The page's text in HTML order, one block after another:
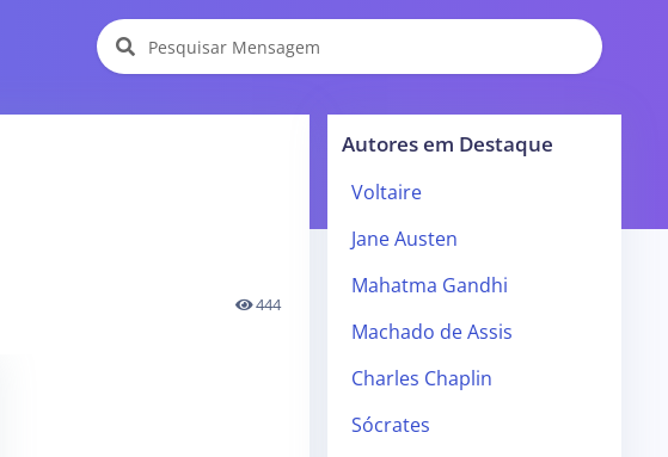
444
Autores em Destaque
Voltaire
Jane Austen
Mahatma Gandhi
Machado de Assis
Charles Chaplin
Sócrates